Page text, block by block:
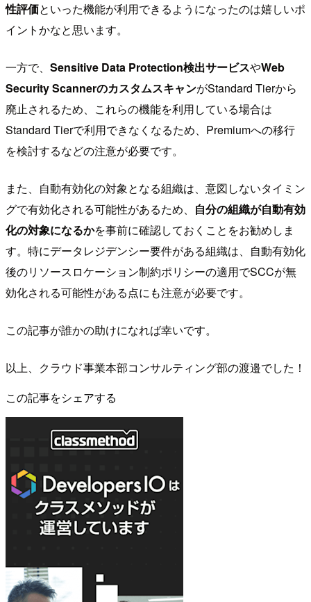
性評価といった機能が利用できるようになったのは嬉しいポ
イントかなと思います。
一方で、 Sensitive Data Protection検出サービスやWeb
Security ScannerのカスタムスキャンがStandard Tierから
廃止されるため、これらの機能を利用している場合は
Standard Tierで利用できなくなるため、Premiumへの移行
を検討するなどの注意が必要です。
また、自動有効化の対象となる組織は、意図しないタイミン
グで有効化される可能性があるため、 自分の組織が自動有効
化の対象になるかを事前に確認しておくことをお勧めしま
す。特にデータレジデンシー要件がある組織は、自動有効化
後のリソースロケーション制約ポリシーの適用でSCCが無
効化される可能性がある点にも注意が必要です。
この記事が誰かの助けになれば幸いです。
以上、クラウド事業本部コンサルティング部の渡邉でした！
この記事をシェアする